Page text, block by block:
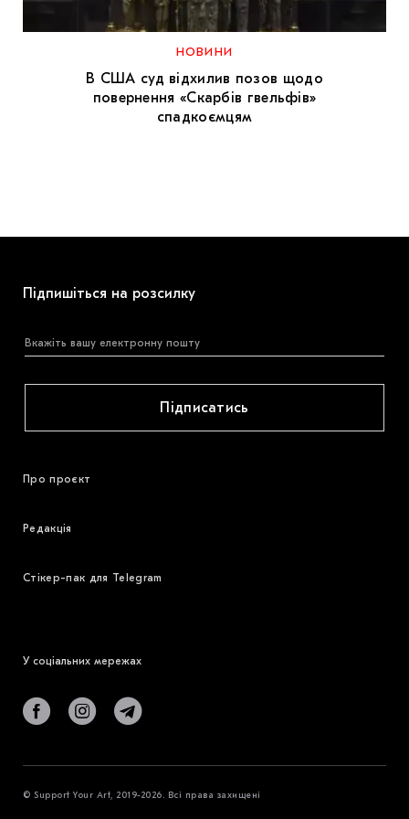
МАРІУПОЛЬСЬКІ МАРГІНАЛІЇ
ДОСЛІДНИЦЬКА ПЛАТФОРМА
ЗАПАЛЕННЯ
CARPATHIAN CULT ПРО РІЗДВЯНІ СВЯТА
НОВИНИ
В США суд відхилив позов щодо
повернення «Скарбів гвельфів»
спадкоємцям
Підпишіться на розсилку
Підписатись
Про проєкт
Редакція
Стікер-пак для Telegram
У соціальних мережах
© Support Your Art, 2019-2026. Всі права захищені